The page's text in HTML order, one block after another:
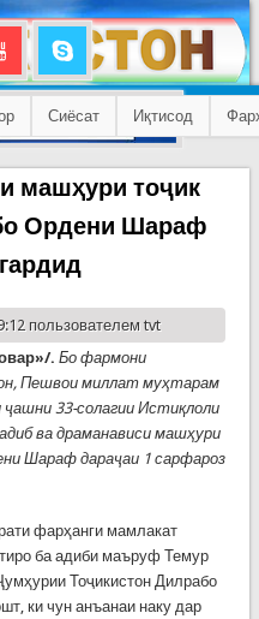
Сиёсат Иқтисод
машҳури тоҷик
Ордени Шараф
пользователем tvt
. Бо фармони
Пешвои миллат муҳтарам
33-солагии Истиқлоли
ва драманависи машҳури
Шараф дараҷаи 1 сарфароз
фарҳанги мамлакат
ба адиби маъруф Темур
Тоҷикистон Дилрабо
ки чун анъанаи наку дар